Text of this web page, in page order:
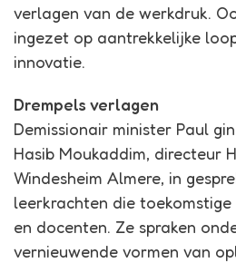
verlagen van de werkdruk.
ingezet op aantrekkelijke
innovatie.
Drempels verlagen
Demissionair minister Paul
Hasib Moukaddim, directeur
Windesheim Almere, in
leerkrachten die
en docenten. Ze spraken
vernieuwende vormen van